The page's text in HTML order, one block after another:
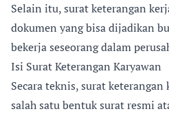
Selain itu, surat keterangan
dokumen yang bisa dijadikan
bekerja seseorang dalam
Isi Surat Keterangan Karyawan
Secara teknis, surat
salah satu bentuk surat resmi